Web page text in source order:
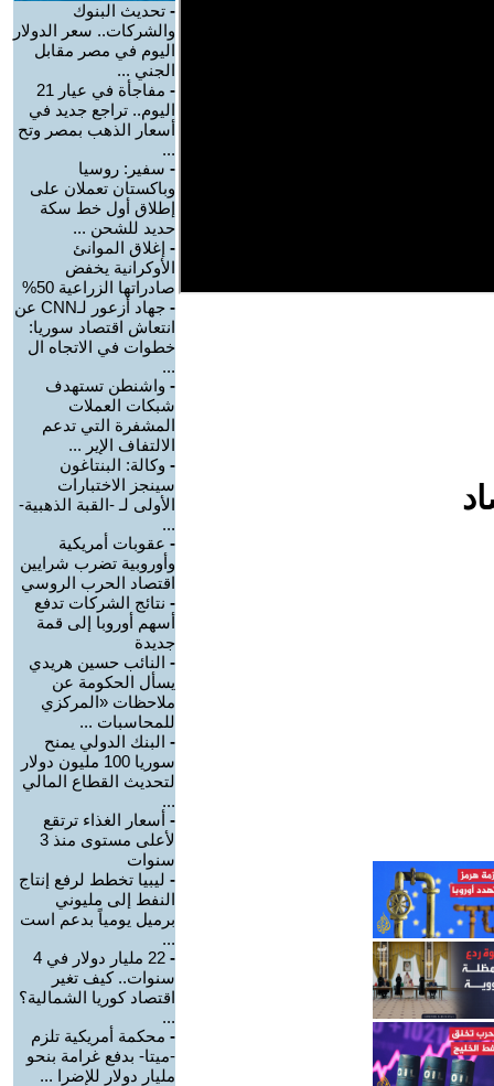
- تحديث البنوك
والشركات.. سعر الدولار
اليوم في مصر مقابل
الجني ...
-
مفاجأة في عيار 21
اليوم.. تراجع جديد في
أسعار الذهب بمصر وتح
...
- سفير: روسيا
وباكستان تعملان على
إطلاق أول خط سكة
حديد للشحن ...
- إغلاق الموانئ
الأوكرانية يخفض
صادراتها الزراعية 50%
-
جهاد أزعور لـCNN عن
انتعاش اقتصاد سوريا:
خطوات في الاتجاه ال
...
- واشنطن تستهدف
شبكات العملات
المشفرة التي تدعم
الالتفاف الإير ...
- وكالة: البنتاغون
سينجز الاختبارات
الأولى لـ -القبة الذهبية-
...
- عقوبات أمريكية
وأوروبية تضرب شرايين
اقتصاد الحرب الروسي
- نتائج الشركات تدفع
أسهم أوروبا إلى قمة
جديدة
- النائب حسين هريدي
يسأل الحكومة عن
ملاحظات «المركزي
للمحاسبات ...
- البنك الدولي يمنح
سوريا 100 مليون دولار
لتحديث القطاع المالي
...
- أسعار الغذاء ترتقع
لأعلى مستوى منذ 3
سنوات
- ليبيا تخطط لرفع إنتاج
النفط إلى مليوني
برميل يومياً بدعم است
...
-
22 مليار دولار في 4
سنوات.. كيف تغير
اقتصاد كوريا الشمالية؟
...
- محكمة أمريكية تلزم
-ميتا- بدفع غرامة بنحو
مليار دولار للإضرا ...